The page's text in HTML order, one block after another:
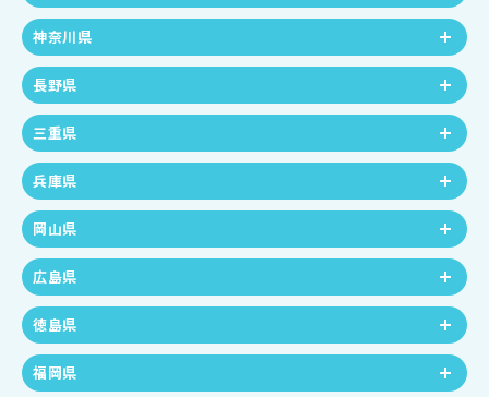
神奈川県
長野県
三重県
兵庫県
岡山県
広島県
徳島県
福岡県